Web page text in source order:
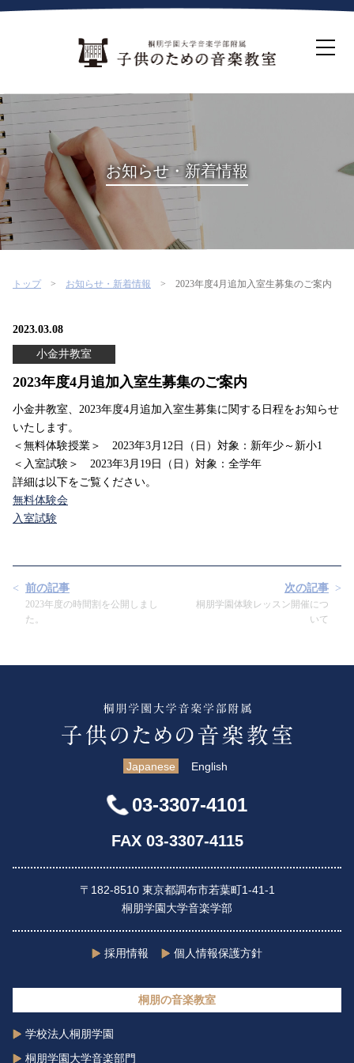
ホーム
生徒募集について
教室案内
コース紹介
概要・沿革
桐朋を選ぶ理由
インタビュー・コラム
イベント
よくある質問
お知らせ・新着情報
トップ お知らせ・新着情報 2023年度4月追加入室生募集のご案内
2023.03.08
小金井教室
2023年度4月追加入室生募集のご案内
小金井教室、2023年度4月追加入室生募集に関する日程をお知らせ
いたします。
＜無料体験授業＞ 2023年3月12日（日）対象：新年少～新小1
＜入室試験＞ 2023年3月19日（日）対象：全学年
詳細は以下をご覧ください。
無料体験会
入室試験
前の記事
2023年度の時間割を公開しまし
た。
次の記事
桐朋学園体験レッスン開催につ
いて
Japanese English
03-3307-4101
FAX 03-3307-4115
〒182-8510 東京都調布市若葉町1-41-1
桐朋学園大学音楽学部
採用情報 個人情報保護方針
桐朋の音楽教室
学校法人桐朋学園
桐朋学園大学音楽部門